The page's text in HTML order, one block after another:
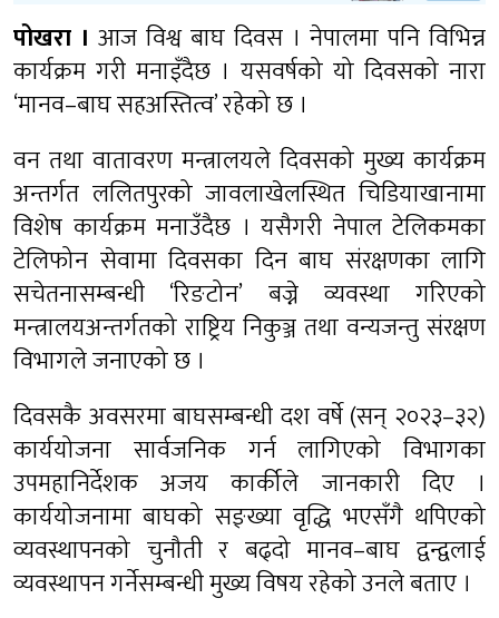
पोखरा । आज विश्व बाघ दिवस । नेपालमा पनि विभिन्न
कार्यक्रम गरी मनाइँदैछ । यसवर्षको यो दिवसको नारा
‘मानव–बाघ सहअस्तित्व’ रहेको छ ।
वन तथा वातावरण मन्त्रालयले दिवसको मुख्य कार्यक्रम
अन्तर्गत ललितपुरको जावलाखेलस्थित चिडियाखानामा
विशेष कार्यक्रम मनाउँदैछ । यसैगरी नेपाल टेलिकमका
टेलिफोन सेवामा दिवसका दिन बाघ संरक्षणका लागि
सचेतनासम्बन्धी ‘रिङटोन’ बज्ने व्यवस्था गरिएको
मन्त्रालयअन्तर्गतको राष्ट्रिय निकुञ्ज तथा वन्यजन्तु संरक्षण
विभागले जनाएको छ ।
दिवसकै अवसरमा बाघसम्बन्धी दश वर्षे (सन् २०२३–३२)
कार्ययोजना सार्वजनिक गर्न लागिएको विभागका
उपमहानिर्देशक अजय कार्कीले जानकारी दिए ।
कार्ययोजनामा बाघको सङ्ख्या वृद्धि भएसँगै थपिएको
व्यवस्थापनको चुनौती र बढ्दो मानव–बाघ द्वन्द्वलाई
व्यवस्थापन गर्नेसम्बन्धी मुख्य विषय रहेको उनले बताए ।